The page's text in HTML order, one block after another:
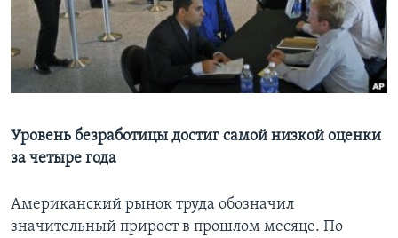
Learning English
СОЦИАЛЬНЫЕ СЕТИ
Языки
Уровень безработицы достиг самой низкой оценки
за четыре года
Американский рынок труда обозначил
значительный прирост в прошлом месяце. По